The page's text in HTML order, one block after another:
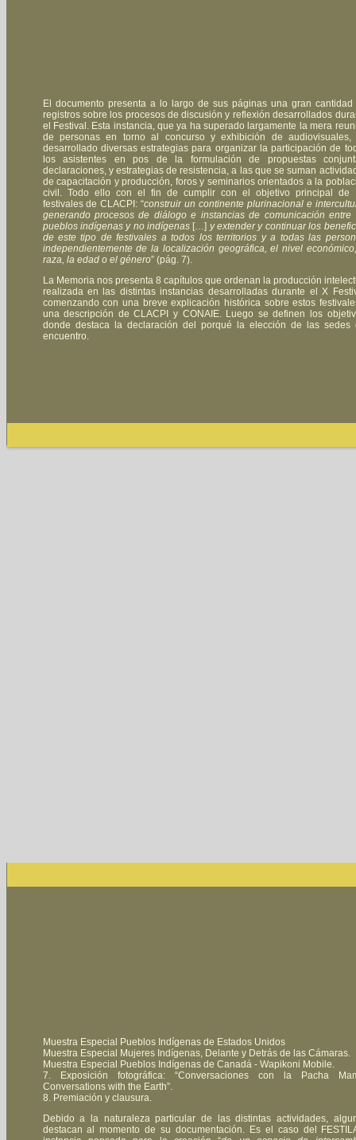
El documento presenta a lo largo de sus páginas una gran cantidad
registros sobre los procesos de discusión y reflexión desarrollados
el Festival. Esta instancia, que ya ha superado largamente la mera
de personas en torno al concurso y exhibición de audiovisuales,
desarrollado diversas estrategias para organizar la participación de
los asistentes en pos de la formulación de propuestas
declaraciones, y estrategias de resistencia, a las que se suman
de capacitación y producción, foros y seminarios orientados a la
civil. Todo ello con el fin de cumplir con el objetivo principal de
festivales de CLACPI: “construir un continente plurinacional e
generando procesos de diálogo e instancias de comunicación entre
pueblos indígenas y no indígenas […] y extender y continuar los
de este tipo de festivales a todos los territorios y a todas las
independientemente de la localización geográfica, el nivel
raza, la edad o el género” (pág. 7).
La Memoria nos presenta 8 capítulos que ordenan la producción
realizada en las distintas instancias desarrolladas durante el X
comenzando con una breve explicación histórica sobre estos
una descripción de CLACPI y CONAIE. Luego se definen los
donde destaca la declaración del porqué la elección de las sedes
encuentro.
Muestra Especial Pueblos Indígenas de Estados Unidos
Muestra Especial Mujeres Indígenas, Delante y Detrás de las Cámaras.
Muestra Especial Pueblos Indígenas de Canadá - Wapikoni Mobile.
7. Exposición fotográfica: “Conversaciones con la Pacha
Conversations with the Earth”.
8. Premiación y clausura.
Debido a la naturaleza particular de las distintas actividades,
destacan al momento de su documentación. Es el caso del